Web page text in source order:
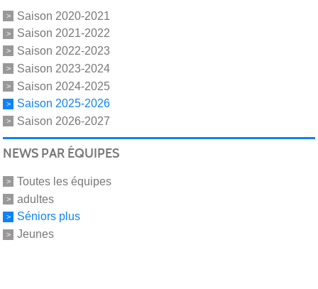
Saison 2020-2021
Saison 2021-2022
Saison 2022-2023
Saison 2023-2024
Saison 2024-2025
Saison 2025-2026
Saison 2026-2027
NEWS PAR ÉQUIPES
Toutes les équipes
adultes
Séniors plus
Jeunes